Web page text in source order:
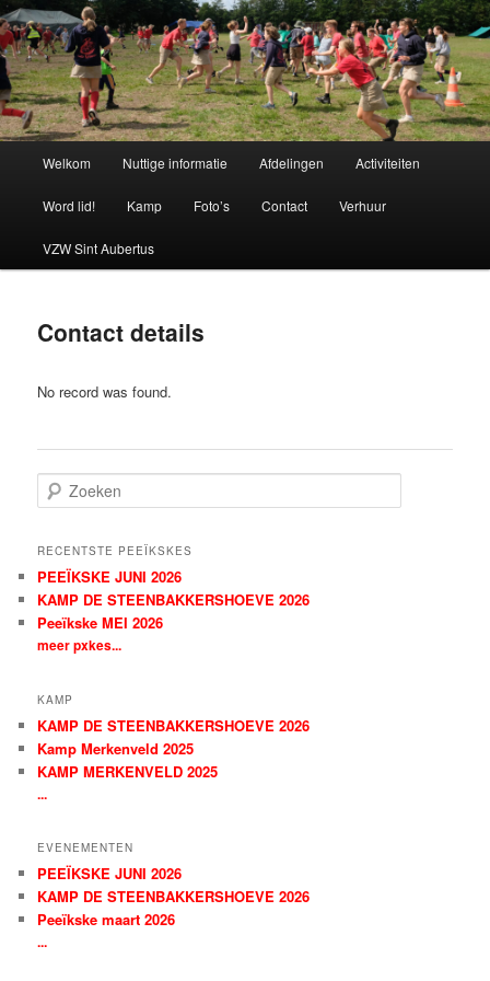
Spring
naar
de
primaire
inhoudChiro Bethanie
Welkom Nuttige informatie Afdelingen Activiteiten
Word lid! Kamp Foto’s Contact Verhuur
VZW Sint Aubertus
Contact details
No record was found.
o
k
n
RECENTSTE PEEÏKSKES
PEEÏKSKE JUNI 2026
KAMP DE STEENBAKKERSHOEVE 2026
Peeïkske MEI 2026
meer pxkes...
KAMP
KAMP DE STEENBAKKERSHOEVE 2026
Kamp Merkenveld 2025
KAMP MERKENVELD 2025
...
EVENEMENTEN
PEEÏKSKE JUNI 2026
KAMP DE STEENBAKKERSHOEVE 2026
Peeïkske maart 2026
...